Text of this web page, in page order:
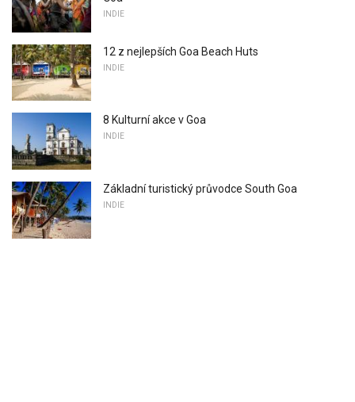
INDIE
12 z nejlepších Goa Beach Huts
INDIE
8 Kulturní akce v Goa
INDIE
Základní turistický průvodce South Goa
INDIE